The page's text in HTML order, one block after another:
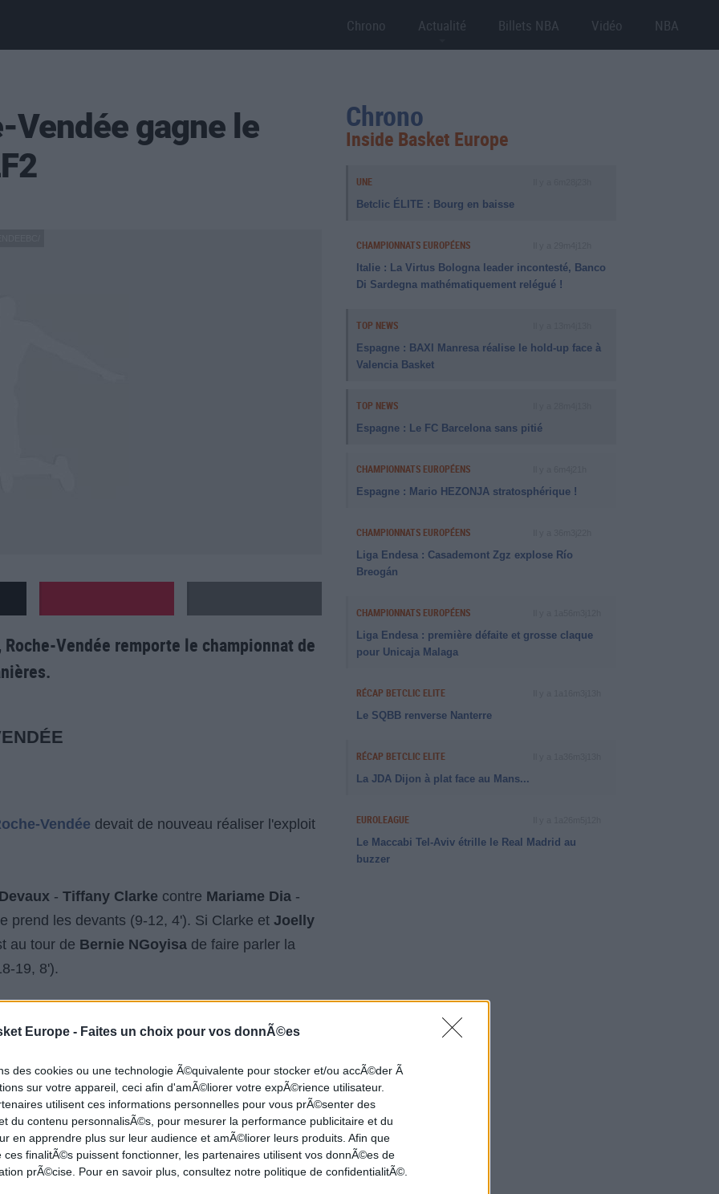
Europe - Faites un choix pour vos donnÃ©es
des cookies ou une technologie Ã©quivalente pour stocker et/ou accÃ©der Ã
sur votre appareil, ceci afin d'amÃ©liorer votre expÃ©rience utilisateur.
utilisent ces informations personnelles pour vous prÃ©senter des
du contenu personnalisÃ©s, pour mesurer la performance publicitaire et du
en apprendre plus sur leur audience et amÃ©liorer leurs produits. Afin que
ces finalitÃ©s puissent fonctionner, les partenaires utilisent vos donnÃ©es de
prÃ©cise. Pour en savoir plus, consultez notre politique de confidentialitÃ©.
Chrono Actualité Billets NBA Vidéo NBA
Vendée gagne le
Vendée remporte le championnat de
Vendée devait de nouveau réaliser l'exploit
- Tiffany Clarke contre Mariame Dia -
prend les devants (9-12, 4'). Si Clarke et Joelly
au tour de Bernie NGoyisa de faire parler la
19, 8').
et notamment
pour prendre le large. Cette domination se
(21-30, 14'). Clarke réagit, mais NGoyisa
donne +11 aux siennes (30-41, 19').
que ce soitMinna Stenou Devaux (41-44,
voit le joker de Chartres, Mélanie Devaux,
match est relancé, mais
Chrono
Inside Basket Europe
UNE
Betclic ÉLITE : Bourg en baisse
CHAMPIONNATS EUROPÉENS
Italie : La Virtus Bologna leader incontesté, Banco
Di Sardegna mathématiquement relégué !
TOP NEWS
Espagne : BAXI Manresa réalise le hold-up face à
Valencia Basket
TOP NEWS
Espagne : Le FC Barcelona sans pitié
CHAMPIONNATS EUROPÉENS
Espagne : Mario HEZONJA stratosphérique !
CHAMPIONNATS EUROPÉENS
Liga Endesa : Casademont Zgz explose Río
Breogán
CHAMPIONNATS EUROPÉENS
Liga Endesa : première défaite et grosse claque
pour Unicaja Malaga
RÉCAP BETCLIC ELITE
Le SQBB renverse Nanterre
RÉCAP BETCLIC ELITE
La JDA Dijon à plat face au Mans...
EUROLEAGUE
Le Maccabi Tel-Aviv étrille le Real Madrid au
buzzer